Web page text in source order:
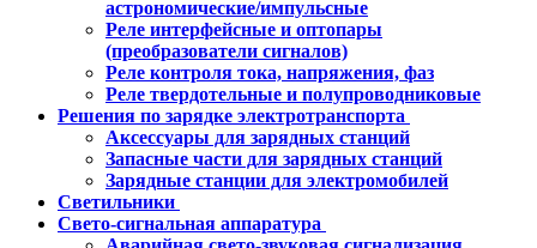
астрономические/импульсные
Реле интерфейсные и оптопары
(преобразователи сигналов)
Реле контроля тока, напряжения, фаз
Реле твердотельные и полупроводниковые
Решения по зарядке электротранспорта
Аксессуары для зарядных станций
Запасные части для зарядных станций
Зарядные станции для электромобилей
Светильники
Свето-сигнальная аппаратура